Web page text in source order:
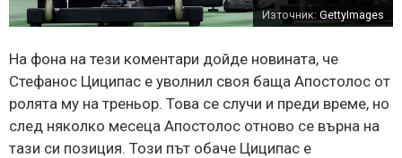
Източник: GettyImages
На фона на тези коментари дойде новината, че
Стефанос Циципас е уволнил своя баща Апостолос от
ролята му на треньор. Това се случи и преди време, но
след няколко месеца Апостолос отново се върна на
тази си позиция. Този път обаче Циципас е